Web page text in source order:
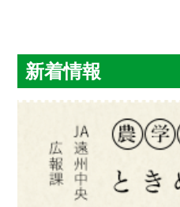
新着情報